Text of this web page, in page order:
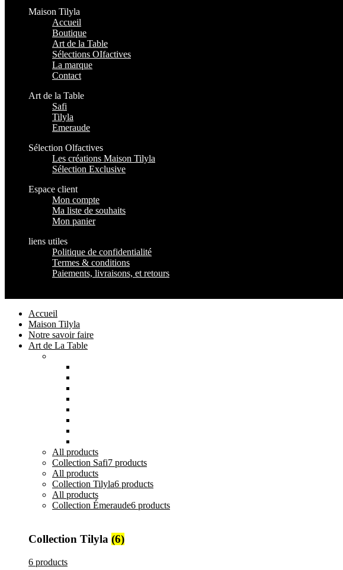
Maison Tilyla
Accueil
Boutique
Art de la Table
Sélections OIfactives
La marque
Contact
Art de la Table
Safi
Tilyla
Emeraude
Sélection Olfactives
Les créations Maison Tilyla
Sélection Exclusive
Espace client
Mon compte
Ma liste de souhaits
Mon panier
liens utiles
Politique de confidentialité
Termes & conditions
Paiements, livraisons, et retours
Accueil
Maison Tilyla
Notre savoir faire
Art de La Table
All products
Collection Safi7 products
All products
Collection Tilyla6 products
All products
Collection Émeraude6 products
Collection Tilyla (6)
6 products